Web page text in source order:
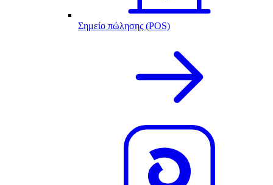
Σημείο πώλησης (POS)